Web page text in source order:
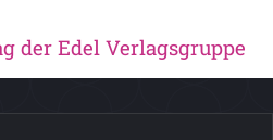
der Edel Verlagsgruppe